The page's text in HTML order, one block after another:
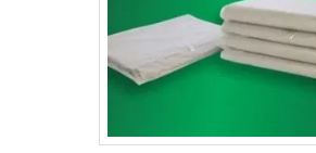
criatividade e da sincronia da arte
produto no ponto de venda.